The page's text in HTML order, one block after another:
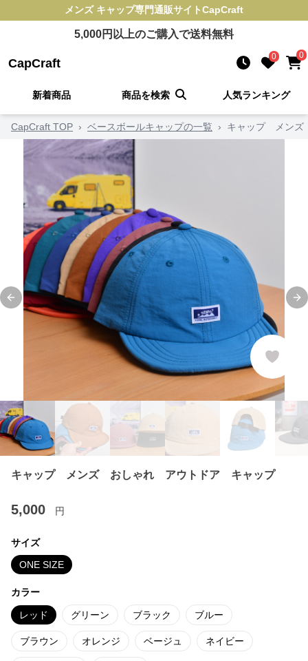
メンズ キャップ専門通販サイトCapCraft
5,000円以上のご購入で送料無料
CapCraft 0 0
新着商品 商品を検索 人気ランキング
CapCraft TOP › ベースボールキャップの一覧 › キャップ メン
Previous slide
キャップ メンズ おしゃれ アウトドア キャップ
5,000 円
サイズ
ONE SIZE
カラー
レッド グリーン ブラック ブルー
ブラウン オレンジ ベージュ ネイビー